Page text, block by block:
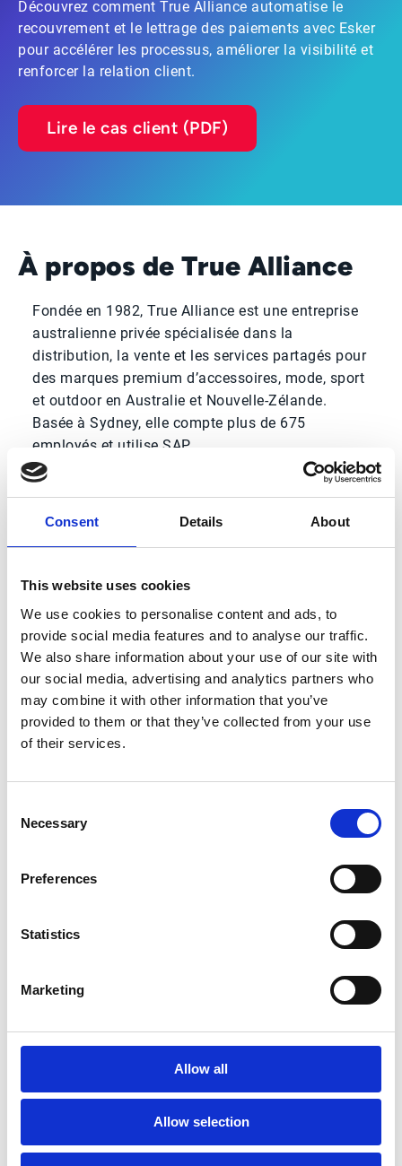
Consent Details About
This website uses cookies
We use cookies to personalise content and ads, to
provide social media features and to analyse our traffic.
We also share information about your use of our site with
our social media, advertising and analytics partners who
may combine it with other information that you’ve
provided to them or that they’ve collected from your use
of their services.
Selection
Necessary
Preferences
Statistics
Marketing
Allow all
Allow selection
Découvrez comment True Alliance automatise le
recouvrement et le lettrage des paiements avec Esker
pour accélérer les processus, améliorer la visibilité et
renforcer la relation client.
Lire le cas client (PDF)
À propos de True Alliance
Fondée en 1982, True Alliance est une entreprise
australienne privée spécialisée dans la
distribution, la vente et les services partagés pour
des marques premium d’accessoires, mode, sport
et outdoor en Australie et Nouvelle-Zélande.
Basée à Sydney, elle compte plus de 675
employés et utilise SAP.
Chiffres clés
à l’automatisation
15 minutes ou moins
Pour traiter un avis de paiement complexe qui
prenait auparavant trois à quatre heures
meilleure visibilité sur les soldes clients
Lire le cas client True